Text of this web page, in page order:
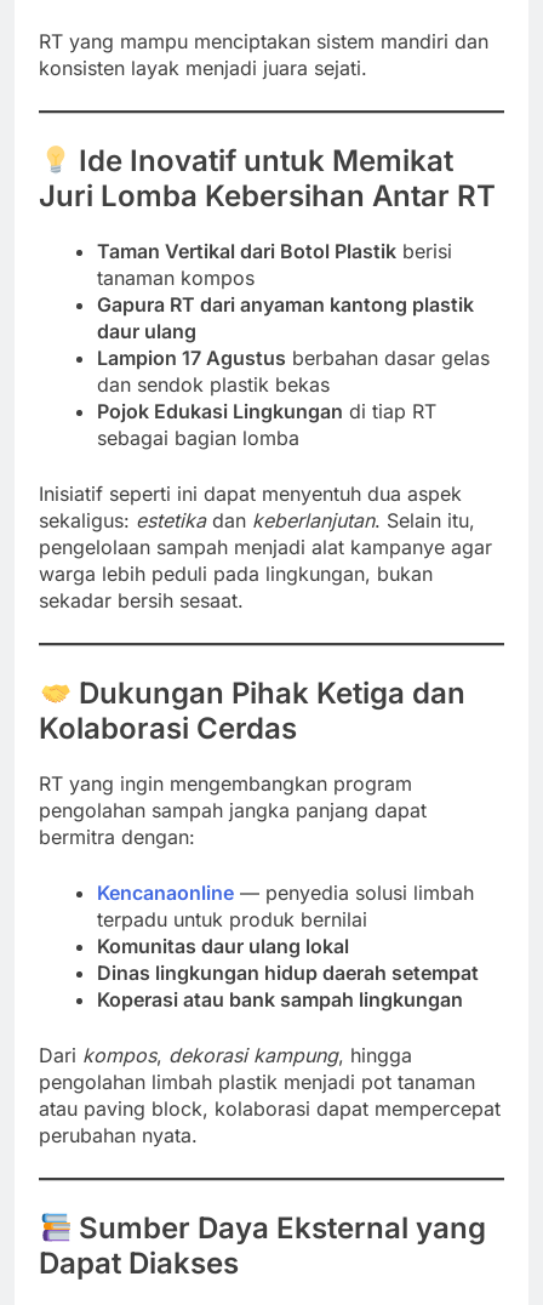
RT yang mampu menciptakan sistem mandiri dan
konsisten layak menjadi juara sejati.
Ide Inovatif untuk Memikat
Juri Lomba Kebersihan Antar RT
Taman Vertikal dari Botol Plastik berisi
tanaman kompos
Gapura RT dari anyaman kantong plastik
daur ulang
Lampion 17 Agustus berbahan dasar gelas
dan sendok plastik bekas
Pojok Edukasi Lingkungan di tiap RT
sebagai bagian lomba
Inisiatif seperti ini dapat menyentuh dua aspek
sekaligus: estetikadan keberlanjutan. Selain itu,
pengelolaan sampah menjadi alat kampanye agar
warga lebih peduli pada lingkungan, bukan
sekadar bersih sesaat.
Dukungan Pihak Ketiga dan
Kolaborasi Cerdas
RT yang ingin mengembangkan program
pengolahan sampah jangka panjang dapat
bermitra dengan:
Kencanaonline — penyedia solusi limbah
terpadu untuk produk bernilai
Komunitas daur ulang lokal
Dinas lingkungan hidup daerah setempat
Koperasi atau bank sampah lingkungan
Dari kompos, dekorasi kampung, hingga
pengolahan limbah plastik menjadi pot tanaman
atau paving block, kolaborasi dapat mempercepat
perubahan nyata.
Sumber Daya Eksternal yang
Dapat Diakses